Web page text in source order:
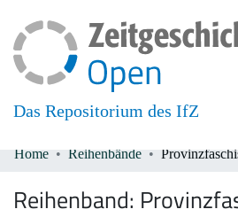
Das Repositorium des IfZ
All of DSpace
Home Reihenbände
Reihenband: